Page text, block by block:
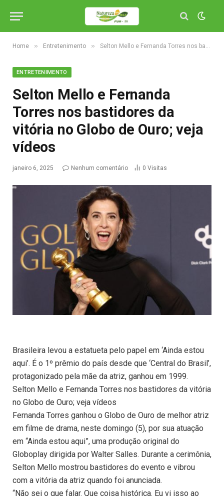
Home » Entretenimento » Selton Mello e Fernanda Torres nos bastidores da vitória no Globo de Ouro; veja vídeos
ENTRETENIMENTO
Selton Mello e Fernanda
Torres nos bastidores da
vitória no Globo de Ouro; veja
vídeos
janeiro 6, 2025 Nenhum comentário 0 Visitas
Brasileira levou a estatueta pelo papel em ‘Ainda estou
aqui’. É o 1º prêmio do país desde que ‘Central do Brasil’,
protagonizado pela mãe da atriz, ganhou em 1999.
Selton Mello e Fernanda Torres nos bastidores da vitória
no Globo de Ouro; veja vídeos
Fernanda Torres ganhou o Globo de Ouro de melhor atriz
em filme de drama, neste domingo (5), por sua atuação
em “Ainda estou aqui”, uma produção original do
Globoplay dirigida por Walter Salles. Durante a cerimônia,
Selton Mello mostrou bastidores do evento e vibrou
com a vitória da atriz quando foi anunciada.
“Não sei o que falar. Que coisa histórica. Eu vi isso ao